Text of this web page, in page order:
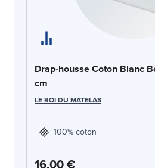
Drap-housse Coton Blanc
cm
LE ROI DU MATELAS
100% coton